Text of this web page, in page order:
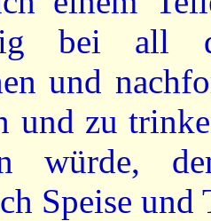
bei all
und
und zu
würde,
Speise und